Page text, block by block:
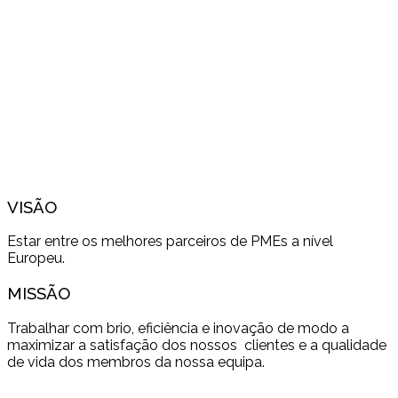
VISÃO
Estar entre os melhores parceiros de PMEs a nível
Europeu.
MISSÃO
Trabalhar com brio, eficiência e inovação de modo a
maximizar a satisfação dos nossos clientes e a qualidade
de vida dos membros da nossa equipa.